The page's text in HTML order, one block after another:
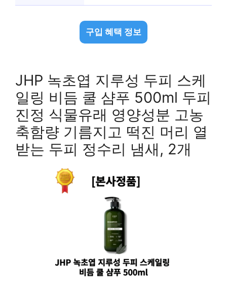
구입 혜택 정보
JHP 녹초엽 지루성 두피 스케
일링 비듬 쿨 샴푸 500ml 두피
진정 식물유래 영양성분 고농
축함량 기름지고 떡진 머리 열
받는 두피 정수리 냄새, 2개